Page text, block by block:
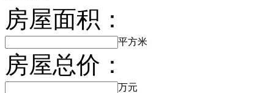
房屋面积：
平方米
房屋总价：
万元